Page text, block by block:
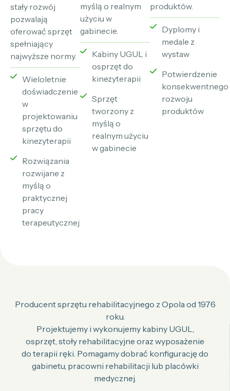
stały rozwój
pozwalają
oferować sprzęt
spełniający
najwyższe normy.
Wieloletnie
doświadczenie
w
projektowaniu
sprzętu do
kinezyterapii
Rozwiązania
rozwijane z
myślą o
praktycznej
pracy
terapeutycznej
myślą o realnym
użyciu w
gabinecie.
Kabiny UGUL i
osprzęt do
kinezyterapii
Sprzęt
tworzony z
myślą o
realnym użyciu
w gabinecie
produktów.
Dyplomy i
medale z
wystaw
Potwierdzenie
konsekwentnego
rozwoju
produktów
Producent sprzętu rehabilitacyjnego z Opola od 1976
roku.
Projektujemy i wykonujemy kabiny UGUL,
osprzęt, stoły rehabilitacyjne oraz wyposażenie
do terapii ręki. Pomagamy dobrać konfigurację do
gabinetu, pracowni rehabilitacji lub placówki
medycznej.